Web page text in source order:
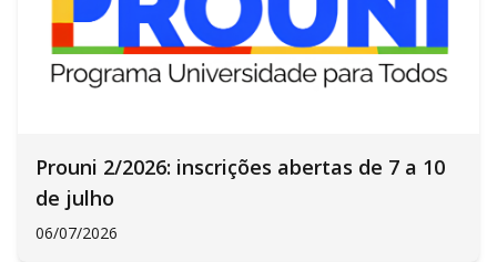
Prouni 2/2026: inscrições abertas de 7 a 10
de julho
06/07/2026